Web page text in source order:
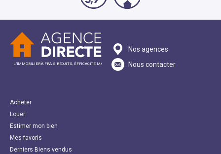
L’IMMOBILIER À FRAIS RÉDUITS, ÉFFICACITÉ MAXI
Nos agences
Nous contacter
Acheter
Louer
Estimer mon bien
Mes favoris
Derniers Biens vendus